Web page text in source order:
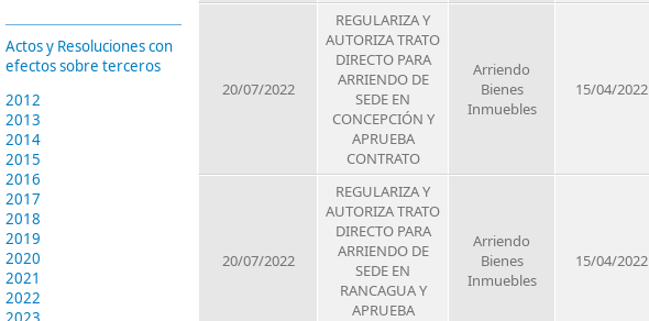
Actos y Resoluciones con
efectos sobre terceros
2012
2013
2014
2015
2016
2017
2018
2019
2020
2021
2022
20/07/2022
REGULARIZA Y
AUTORIZA TRATO
DIRECTO PARA
ARRIENDO DE
SEDE EN
CONCEPCIÓN Y
APRUEBA
CONTRATO
Arriendo
Bienes
Inmuebles
15/04/2022
20/07/2022
REGULARIZA Y
AUTORIZA TRATO
DIRECTO PARA
ARRIENDO DE
SEDE EN
RANCAGUA Y
APRUEBA
Arriendo
Bienes
Inmuebles
15/04/2022